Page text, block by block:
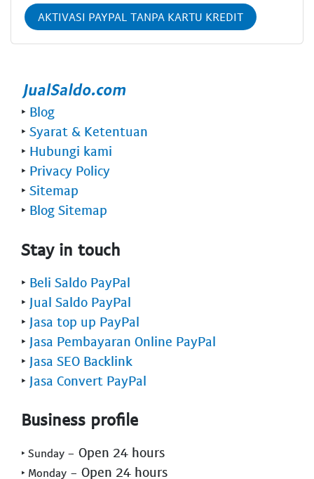
AKTIVASI PAYPAL TANPA KARTU KREDIT
‣ Blog
‣ Syarat & Ketentuan
‣ Hubungi kami
‣ Privacy Policy
‣ Sitemap
‣ Blog Sitemap
Stay in touch
‣ Beli Saldo PayPal
‣ Jual Saldo PayPal
‣ Jasa top up PayPal
‣ Jasa Pembayaran Online PayPal
‣ Jasa SEO Backlink
‣ Jasa Convert PayPal
Business profile
‣ Sunday - Open 24 hours
‣ Monday - Open 24 hours